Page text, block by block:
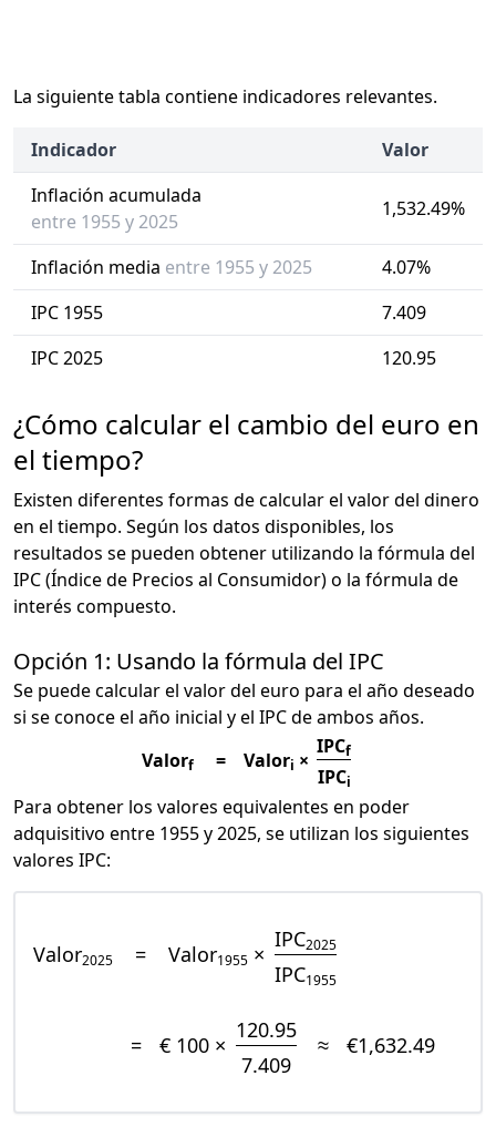
La siguiente tabla contiene indicadores relevantes.
Indicador
Valor
Inflación acumulada
entre 1955 y 2025
1,532.49%
Inflación media entre 1955 y 2025
4.07%
IPC 1955
7.409
IPC 2025
120.95
¿Cómo calcular el cambio del euro en
el tiempo?
Existen diferentes formas de calcular el valor del dinero
en el tiempo. Según los datos disponibles, los
resultados se pueden obtener utilizando la fórmula del
IPC (Índice de Precios al Consumidor) o la fórmula de
interés compuesto.
Opción 1: Usando la fórmula del IPC
Se puede calcular el valor del euro para el año deseado
si se conoce el año inicial y el IPC de ambos años.
Valorf = Valori ×
IPCf
IPCi
Para obtener los valores equivalentes en poder
adquisitivo entre 1955 y 2025, se utilizan los siguientes
valores IPC:
Valor2025 = Valor1955 ×
IPC2025
IPC1955
= € 100 ×
120.95
7.409
≈ €1,632.49